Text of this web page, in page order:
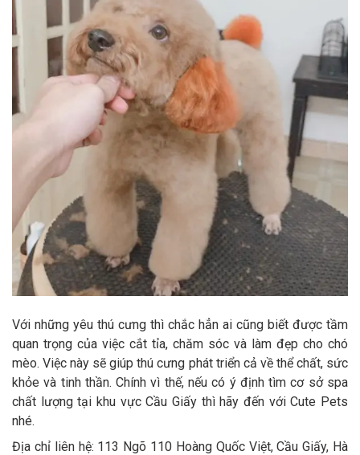
Với những yêu thú cưng thì chắc hẳn ai cũng biết được tầm
quan trọng của việc cắt tỉa, chăm sóc và làm đẹp cho chó
mèo. Việc này sẽ giúp thú cưng phát triển cả về thể chất, sức
khỏe và tinh thần. Chính vì thế, nếu có ý định tìm cơ sở spa
chất lượng tại khu vực Cầu Giấy thì hãy đến với Cute Pets
nhé.
Địa chỉ liên hệ: 113 Ngõ 110 Hoàng Quốc Việt, Cầu Giấy, Hà